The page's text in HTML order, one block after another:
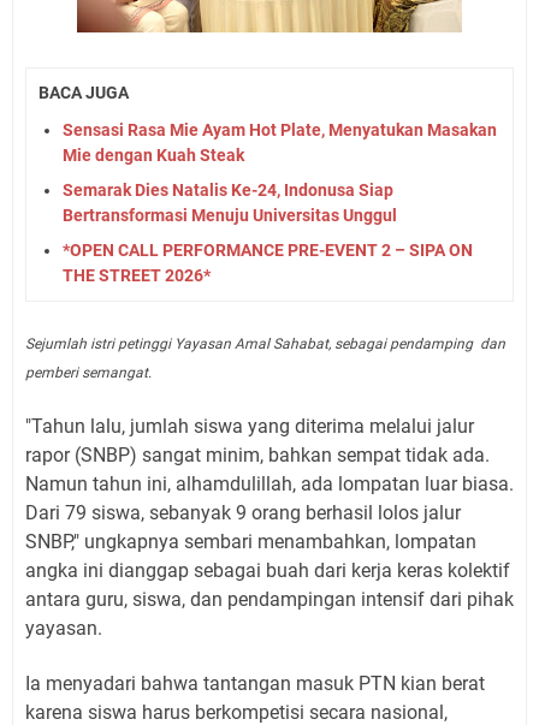
BACA JUGA
Sensasi Rasa Mie Ayam Hot Plate, Menyatukan Masakan
Mie dengan Kuah Steak
Semarak Dies Natalis Ke-24, Indonusa Siap
Bertransformasi Menuju Universitas Unggul
*OPEN CALL PERFORMANCE PRE-EVENT 2 – SIPA ON
THE STREET 2026*
Sejumlah istri petinggi Yayasan Amal Sahabat, sebagai pendamping dan
pemberi semangat.
"Tahun lalu, jumlah siswa yang diterima melalui jalur
rapor (SNBP) sangat minim, bahkan sempat tidak ada.
Namun tahun ini, alhamdulillah, ada lompatan luar biasa.
Dari 79 siswa, sebanyak 9 orang berhasil lolos jalur
SNBP," ungkapnya sembari menambahkan, lompatan
angka ini dianggap sebagai buah dari kerja keras kolektif
antara guru, siswa, dan pendampingan intensif dari pihak
yayasan.
Ia menyadari bahwa tantangan masuk PTN kian berat
karena siswa harus berkompetisi secara nasional,